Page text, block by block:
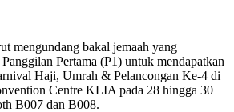
mengundang bakal jemaah yang
Pertama (P1) untuk mendapatkan
Haji, Umrah & Pelancongan Ke-4 di
Centre KLIA pada 28 hingga 30
B007 dan B008.